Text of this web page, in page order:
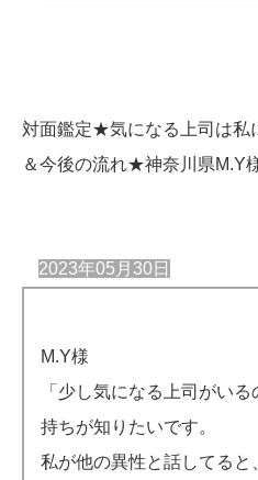
対面鑑定★気になる上司は私
＆今後の流れ★神奈川県M.Y
2023年05月30日
M.Y様
「少し気になる上司がい
持ちが知りたいです。
私が他の異性と話してると